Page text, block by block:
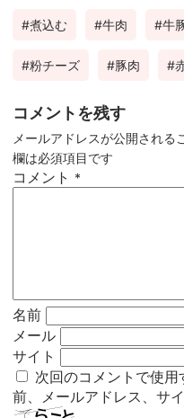
煮込む 牛肉 牛
粉チーズ 豚肉
コメントを残す
メールアドレスが公開される
欄は必須項目です
コメント *
名前
メール
サイト
次回のコメントで使
前、メールアドレス、サ